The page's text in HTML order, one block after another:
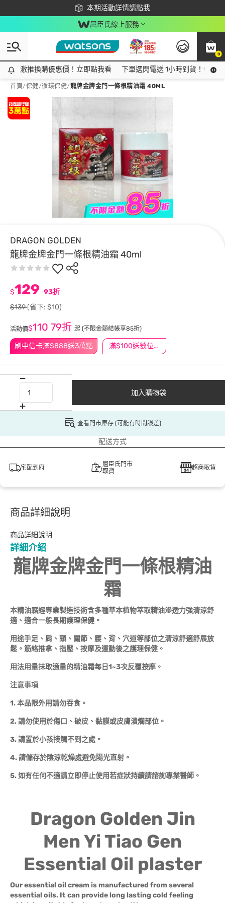
本期活動詳情請點我
下載app最高回饋$350
屈臣氏線上服務
0
激推換購優惠價！立即點我看
激推換購優惠價！立即點我看 下單選閃電送 1小時到貨！領神
首頁/保健/循環保健/龍牌金牌金門一條根精油霜 40ML
DRAGON GOLDEN
龍牌金牌金門一條根精油霜 40ml
刷中信卡滿$888送3萬點 滿$100送數位印花
$129 93折
$139(省下: $10)
活動價$110 79折 起 (不限金額結帳享85折)
加入購物袋
查看門市庫存 (可能有時間誤差)
配送方式
宅配到府
屈臣氏門市
取貨
超商取貨
商品詳細說明
商品詳細說明
詳細介紹
龍牌金牌金門一條根精油
霜
本精油霜經專業製造技術含多種草本植物萃取精油滲透力強清涼舒
適、適合一般長期護理保健。
用途手足、肩、頸、關節、腰、背、穴道等部位之清涼舒適舒展放
鬆。筋絡推拿、指壓、按摩及運動後之護理保健。
用法用量抹取適量的精油霜每日1~3次反覆按摩。
注意事項
1.本品限外用請勿吞食。
2.請勿使用於傷口、破皮、黏膜或皮膚潰爛部位。
3.請置於小孩接觸不到之處。
4.請儲存於陰涼乾燥處避免陽光直射。
5.如有任何不適請立即停止使用若症狀持續請諮詢專業醫師。
Dragon Golden Jin
Men Yi Tiao Gen
Essential Oil plaster
Our essential oil cream is manufactured from several
essential oils. It can provide long lasting cold feeling